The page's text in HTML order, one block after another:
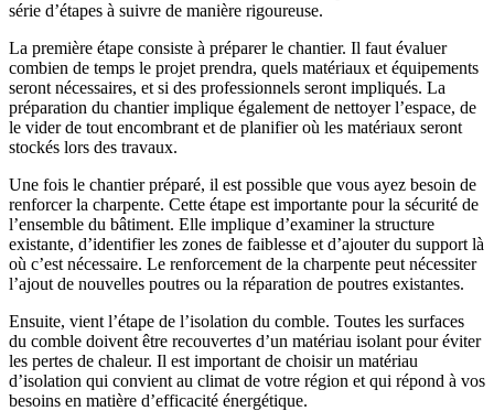
série d’étapes à suivre de manière rigoureuse.
La première étape consiste à préparer le chantier. Il faut évaluer
combien de temps le projet prendra, quels matériaux et équipements
seront nécessaires, et si des professionnels seront impliqués. La
préparation du chantier implique également de nettoyer l’espace, de
le vider de tout encombrant et de planifier où les matériaux seront
stockés lors des travaux.
Une fois le chantier préparé, il est possible que vous ayez besoin de
renforcer la charpente. Cette étape est importante pour la sécurité de
l’ensemble du bâtiment. Elle implique d’examiner la structure
existante, d’identifier les zones de faiblesse et d’ajouter du support là
où c’est nécessaire. Le renforcement de la charpente peut nécessiter
l’ajout de nouvelles poutres ou la réparation de poutres existantes.
Ensuite, vient l’étape de l’isolation du comble. Toutes les surfaces
du comble doivent être recouvertes d’un matériau isolant pour éviter
les pertes de chaleur. Il est important de choisir un matériau
d’isolation qui convient au climat de votre région et qui répond à vos
besoins en matière d’efficacité énergétique.